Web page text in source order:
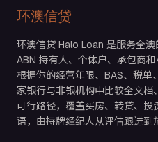
环澳信贷
环澳信贷 Halo Loan 是服务全
ABN 持有人、个体户、承包商
根据你的经营年限、BAS、税
家银行与非银机构中比较全文
可行路径，覆盖买房、转贷、投
语，由持牌经纪人从评估跟进到